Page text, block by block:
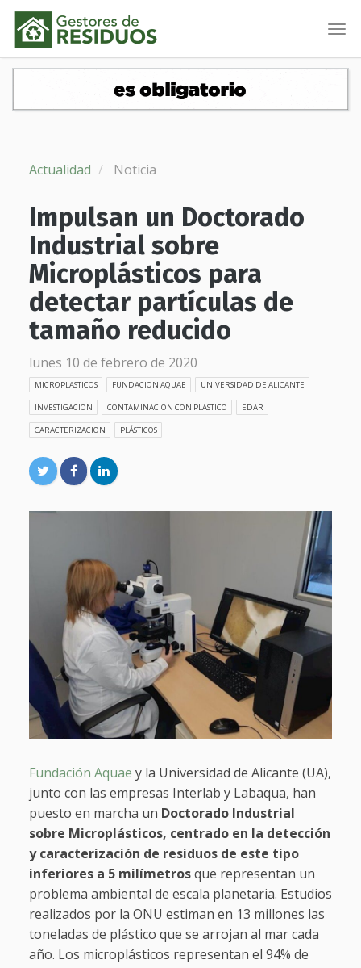
Actualidad Noticia
Impulsan un Doctorado
Industrial sobre
Microplásticos para
detectar partículas de
tamaño reducido
lunes 10 de febrero de 2020
MICROPLASTICOS FUNDACION AQUAE UNIVERSIDAD DE ALICANTE
INVESTIGACION CONTAMINACION CON PLASTICO EDAR
CARACTERIZACION PLÁSTICOS
Fundación Aquae y la Universidad de Alicante (UA),
junto con las empresas Interlab y Labaqua, han
puesto en marcha un Doctorado Industrial
sobre Microplásticos, centrado en la detección
y caracterización de residuos de este tipo
inferiores a 5 milímetrosque representan un
problema ambiental de escala planetaria. Estudios
realizados por la ONU estiman en 13 millones las
toneladas de plástico que se arrojan al mar cada
año. Los microplásticos representan el 94% de